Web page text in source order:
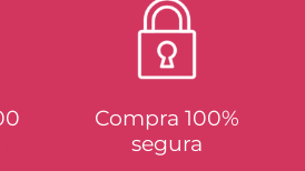
Compra 100%
segura